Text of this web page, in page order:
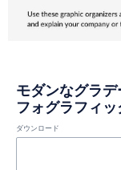
モダンなグラ
フォグラフィ
ダウンロード